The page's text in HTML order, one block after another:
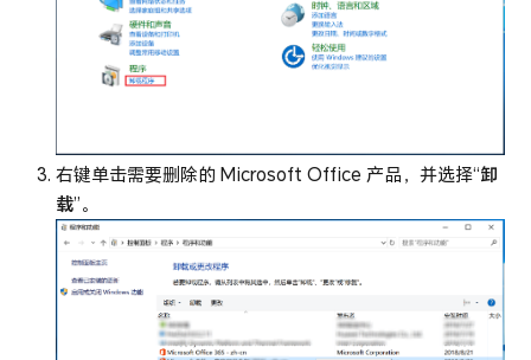
右键单击需要删除的 Microsoft Office 产品，并选择“卸
载”。